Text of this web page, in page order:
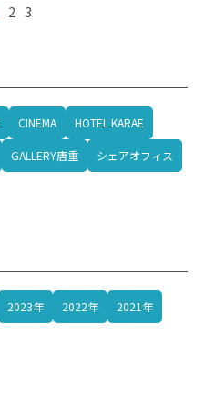
CINEMA HOTEL KARAE
GALLERY唐重 シェアオフィス
2023年 2022年 2021年
2 3